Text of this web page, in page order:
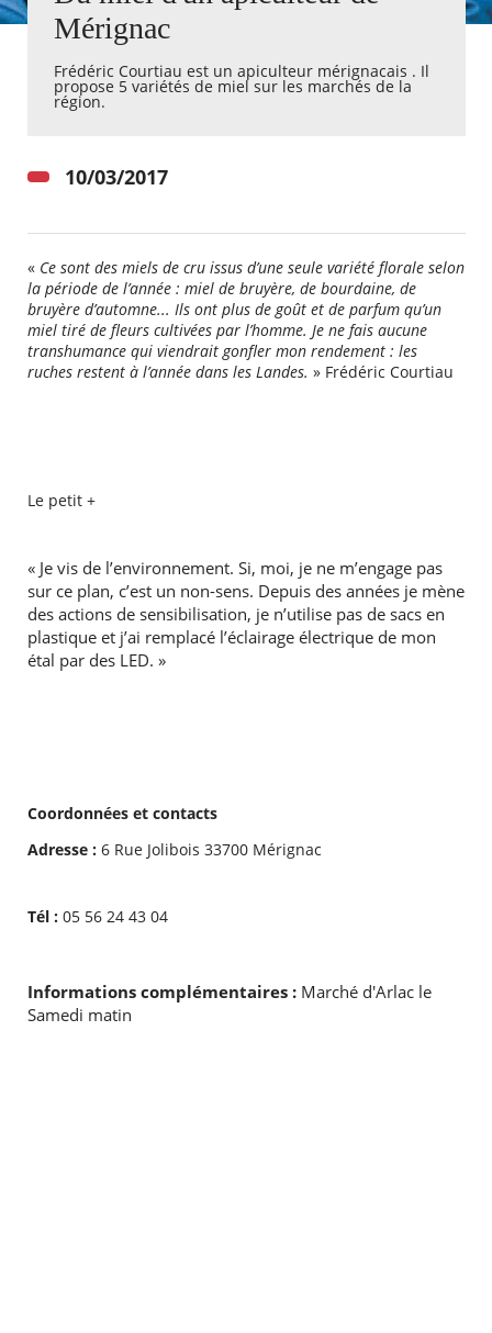
alertes
Watt
Actualités
Kiosque
FacebookInstagram
Youtube
Linkedin
Mérignac
Frédéric Courtiau est un apiculteur mérignacais . Il
propose 5 variétés de miel sur les marchés de la
région.​
10/03/2017
« Ce sont des miels de cru issus d’une seule variété florale selon
la période de l’année : miel de bruyère, de bourdaine, de
bruyère d’automne... Ils ont plus de goût et de parfum qu’un
miel tiré de fleurs cultivées par l’homme. Je ne fais aucune
transhumance qui viendrait gonfler mon rendement : les
ruches restent à l’année dans les Landes. » Frédéric Courtiau
Le petit +
« Je vis de l’environnement. Si, moi, je ne m’engage pas
sur ce plan, c’est un non-sens. Depuis des années je mène
des actions de sensibilisation, je n’utilise pas de sacs en
plastique et j’ai remplacé l’éclairage électrique de mon
étal par des LED. »
Coordonnées et contacts
Adresse : 6 Rue Jolibois 33700 Mérignac
Tél :05 56 24 43 04
Informations complémentaires :Marché d'Arlac le
Samedi matin